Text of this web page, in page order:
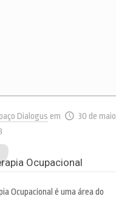
Dialogus em
30 de maio
Ocupacional
Ocupacional é uma área do